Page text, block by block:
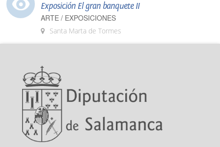
Exposición El gran banquete II
ARTE / EXPOSICIONES
Santa Marta de Tormes